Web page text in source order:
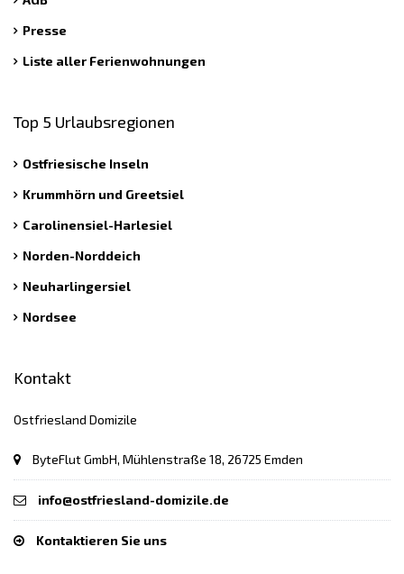
Presse
Liste aller Ferienwohnungen
Top 5 Urlaubsregionen
Ostfriesische Inseln
Krummhörn und Greetsiel
Carolinensiel-Harlesiel
Norden-Norddeich
Neuharlingersiel
Nordsee
Kontakt
Ostfriesland Domizile
ByteFlut GmbH, Mühlenstraße 18, 26725 Emden
info@ostfriesland-domizile.de
Kontaktieren Sie uns